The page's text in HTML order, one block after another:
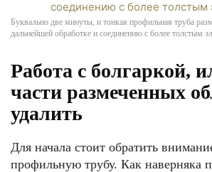
Буквально две минуты, и тонкая профильная труба
дальнейшей обработке и соединению с более толстым
Работа с болгаркой,
части размеченных
удалить
Для начала стоит обратить
профильную трубу. Как наверняка